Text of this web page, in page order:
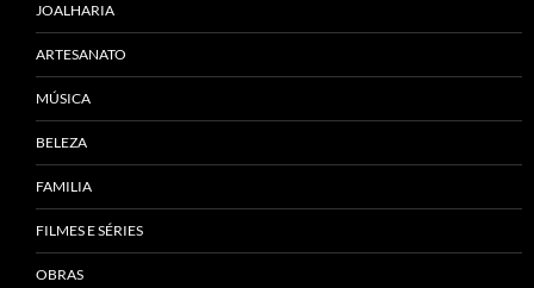
JOALHARIA
ARTESANATO
MÚSICA
BELEZA
FAMILIA
FILMES E SÉRIES
OBRAS